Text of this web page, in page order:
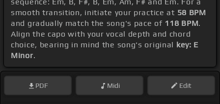
smooth transition, initiate your practice at 58 BPM
and gradually match the song's pace of 118 BPM.
Align the capo with your vocal depth and chord
choice, bearing in mind the song's original key: E
Minor.
PDF Midi Edit